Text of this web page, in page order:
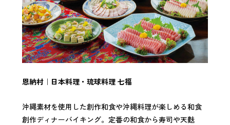
恩納村｜日本料理・琉球料理 七福
沖縄素材を使用した創作和食や沖縄料理が楽しめる和食
創作ディナーバイキング。定番の和食から寿司や天麩